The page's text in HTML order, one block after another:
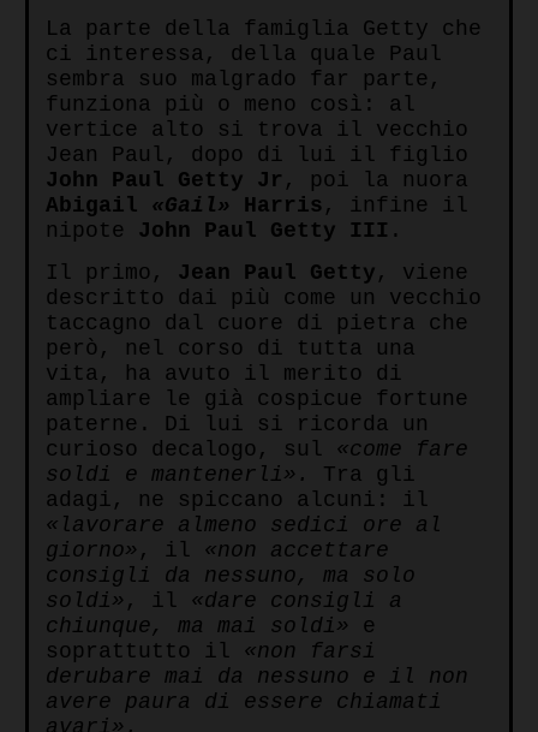
La parte della famiglia Getty che
ci interessa, della quale Paul
sembra suo malgrado far parte,
funziona più o meno così: al
vertice alto si trova il vecchio
Jean Paul, dopo di lui il figlio
John Paul Getty Jr , poi la nuora
Abigail «Gail» Harris , infine il
nipote John Paul Getty III .
Il primo, Jean Paul Getty , viene
descritto dai più come un vecchio
taccagno dal cuore di pietra che
però, nel corso di tutta una
vita, ha avuto il merito di
ampliare le già cospicue fortune
paterne. Di lui si ricorda un
curioso decalogo, sul «come fare
soldi e mantenerli».
Tra gli
adagi, ne spiccano alcuni: il
«lavorare almeno sedici ore al
giorno» , il «non accettare
consigli da nessuno, ma solo
soldi» , il «dare consigli a
chiunque, ma mai soldi» e
soprattutto il «non farsi
derubare mai da nessuno e il non
avere paura di essere chiamati
avari».